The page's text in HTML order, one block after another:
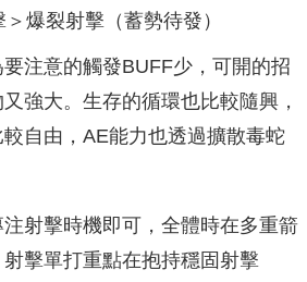
爆裂射擊（蓄勢待發）
注意的觸發BUFF少，可開的招
強大。生存的循環也比較隨興，
自由，AE能力也透過擴散毒蛇
射擊時機即可，全體時在多重箭
擊單打重點在抱持穩固射擊